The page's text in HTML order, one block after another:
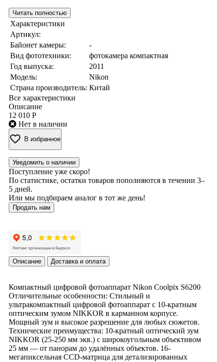
Читать полностью
Характеристики
Артикул:
Байонет камеры:
-
Вид фототехники:
фотокамера компактная
Год выпуска:
2011
Модель:
Nikon
Страна производитель: Китай
Все характеристики
Описание
12 010 Р
Нет в наличии
В избранное
Уведомить о наличии
Поступление уже скоро!
По статистике, остатки товаров пополняются в течении 3–
5 дней.
Или мы подбираем аналог в тот же день!
Продать нам
Описание Доставка и оплата
Компактный цифровой фотоаппарат Nikon Coolpix S6200
Отличительные особенности: Стильный и
ультракомпактный цифровой фотоаппарат с 10-кратным
оптическим зумом NIKKOR в карманном корпусе.
Мощный зум и высокое разрешение для любых сюжетов.
Технические преимущества: 10-кратный оптический зум
NIKKOR (25-250 мм экв.) с широкоугольным объективом
25 мм — от панорам до удалённых объектов. 16-
мегапиксельная CCD-матрица для детализированных